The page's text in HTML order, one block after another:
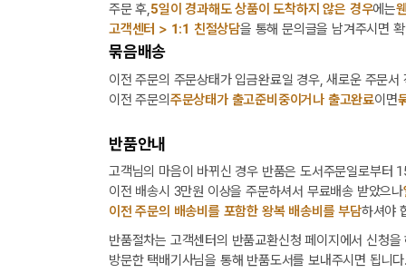
주문 후,5일이 경과해도 상품이 도착하지 않은 경우에는
고객센터 > 1:1 친절상담을 통해 문의글을 남겨주시면
묶음배송
이전 주문의 주문상태가 입금완료일 경우, 새로운 주문
이전 주문의 주문상태가 출고준비중이거나 출고완료이면
반품안내
고객님의 마음이 바뀌신 경우 반품은 도서주문일로부터
이전 배송시 3만원 이상을 주문하셔서 무료배송 받았으나
이전 주문의 배송비를 포함한 왕복 배송비를 부담하셔야
반품절차는 고객센터의 반품교환신청 페이지에서 신청
방문한 택배기사님을 통해 반품도서를 보내주시면 됩니